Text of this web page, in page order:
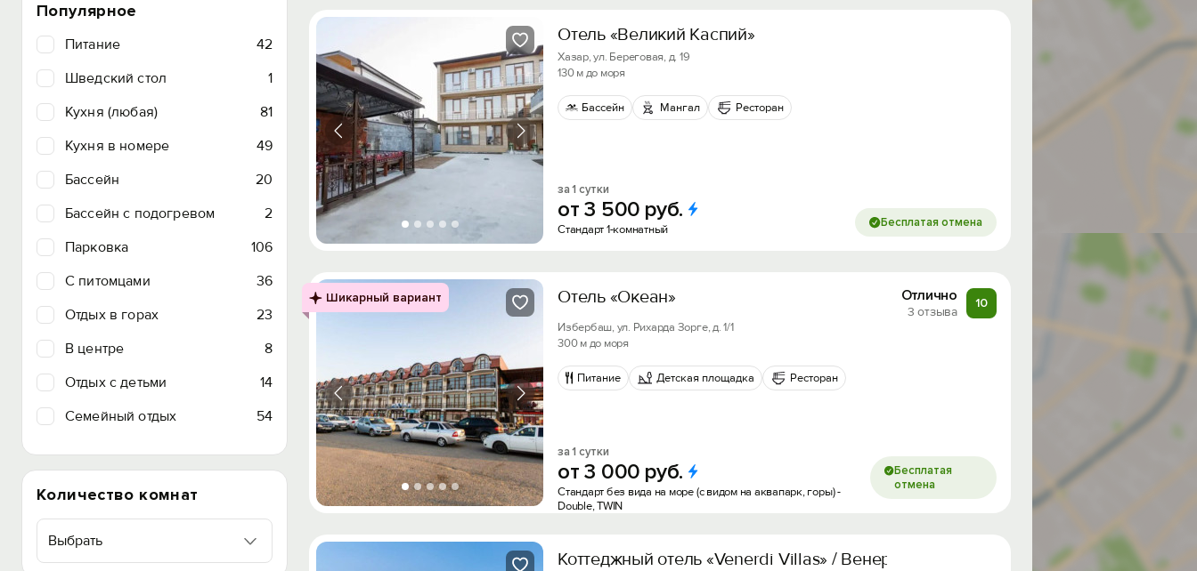
Популярное
Питание
42
Шведский стол
1
Кухня (любая)
81
Кухня в номере
49
Бассейн
20
Бассейн с подогревом
2
Парковка
106
C питомцами
36
Отдых в горах
23
В центре
8
Отдых с детьми
14
Семейный отдых
54
Количество комнат
Выбрать
Отель «Великий Каспий»
Хазар, ул. Береговая, д. 19
130 м до моря
Бассейн Мангал Ресторан
за 1 сутки
от3 500 руб.
Стандарт 1-комнатный Бесплатая отмена
Шикарный вариант Отель «Океан» Отлично
3 отзыва
10
Избербаш, ул. Рихарда Зорге, д. 1/1
300 м до моря
Питание Детская площадка Ресторан
за 1 сутки
от3 000 руб.
Стандарт без вида на море (с видом на аквапарк, горы) -
Double, TWIN
Бесплатая
отмена
Коттеджный отель «Venerdi Villas» / Венерди Виллас